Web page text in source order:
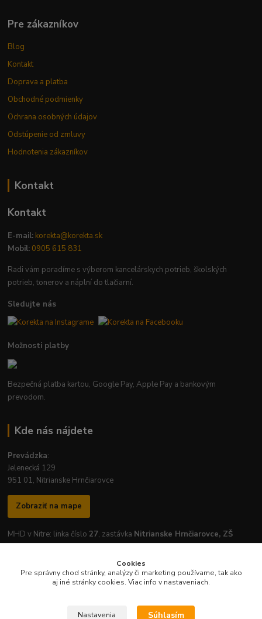
Pre zákazníkov
Blog
Kontakt
Doprava a platba
Obchodné podmienky
Ochrana osobných údajov
Odstúpenie od zmluvy
Hodnotenia zákazníkov
Kontakt
Kontakt
E-mail: korekta@korekta.sk
Mobil: 0905 615 831
Radi vám poradíme s výberom kancelárskych potrieb, školských
potrieb, tonerov a náplní do tlačiarní.
Sledujte nás
Možnosti platby
Bezpečná platba kartou, Google Pay, Apple Pay a bankovým
prevodom.
Kde nás nájdete
Prevádzka:
Jelenecká 129
951 01, Nitrianske Hrnčiarovce
Zobraziť na mape
MHD v Nitre: linka číslo 27, zastávka Nitrianske Hrnčiarovce, ZŠ
Otváracie hodiny prevádzky:
Cookies
Pre správny chod stránky, analýzy či marketing používame, tak ako
aj iné stránky cookies. Viac info v nastaveniach.
Nastavenia Súhlasím